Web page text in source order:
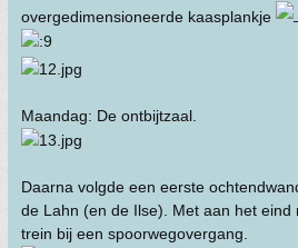
overgedimensioneerde kaasplankje
Maandag: De ontbijtzaal.
Daarna volgde een eerste
de Lahn (en de Ilse). Met aan het eind
trein bij een spoorwegovergang.